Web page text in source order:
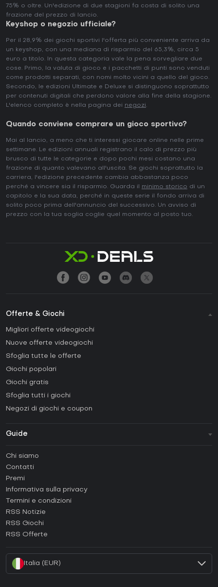
75% o oltre. Un'edizione di due stagioni fa costa di solito una
frazione del prezzo di lancio.
Keyshop o negozio ufficiale?
Per il 28,9% dei giochi sportivi l'offerta più conveniente arriva da
un keyshop, con una mediana di risparmio del 65,3%, circa 5
euro a titolo. In questa categoria vale la pena sorvegliare due
cose. Primo, la valuta di gioco e i pacchetti di punti sono venduti
come prodotti separati, con nomi molto vicini a quello del gioco.
Secondo, le edizioni Ultimate e Deluxe si distinguono soprattutto
per contenuti digitali che perdono valore alla fine della stagione.
L'elenco completo è nella pagina dei negozi.
Quando conviene comprare un gioco sportivo?
Mai al lancio, a meno che ti interessi giocare online nelle prime
settimane. Le edizioni annuali registrano il calo di prezzo più
brusco di tutte le categorie e dopo pochi mesi costano una
frazione di quanto valevano all'uscita. Se giochi soprattutto la
carriera, l'edizione precedente cambia abbastanza poco
perché a vincere sia il risparmio. Guarda il minimo storico di un
capitolo e la sua data, perché in queste serie il fondo arriva di
solito poco prima dell'annuncio del successivo. Un avviso di
prezzo con la tua soglia coglie quel momento al posto tuo.
Offerte & Giochi
Migliori offerte videogiochi
Nuove offerte videogiochi
Sfoglia tutte le offerte
Giochi popolari
Giochi gratis
Sfoglia tutti i giochi
Negozi di giochi e coupon
Guide
Come attivare una Steam CD Key?
Come attivare una Epic Games CD Key?
Come attivare una GOG CD Key?
Come attivare una Ubisoft Connect CD Key?
Chi siamo
Contatti
Premi
Informativa sulla privacy
Termini e condizioni
RSS Notizie
RSS Giochi
RSS Offerte
Italia (EUR)